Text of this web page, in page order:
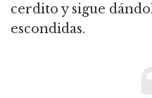
cerdito y sigue
escondidas.